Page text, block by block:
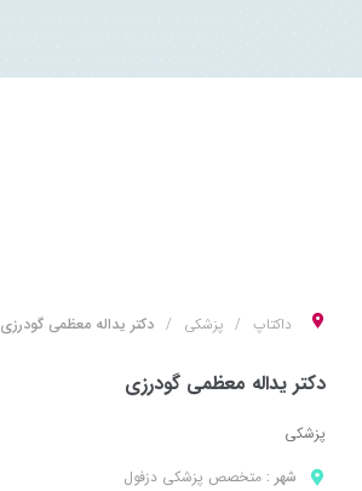
داکتاپ پزشکی دکتر یداله معظمی گودرزی
دکتر یداله معظمی گودرزی
پزشکی
شهر : متخصص پزشکی دزفول